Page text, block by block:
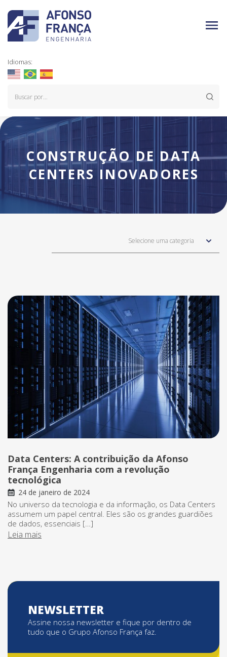
Idiomas:
CONSTRUÇÃO DE DATA
CENTERS INOVADORES
Selecione uma categoria
Data Centers: A contribuição da Afonso
França Engenharia com a revolução
tecnológica
24 de janeiro de 2024
No universo da tecnologia e da informação, os Data Centers
assumem um papel central. Eles são os grandes guardiões
de dados, essenciais […]
Leia mais
NEWSLETTER
Assine nossa newsletter e fique por dentro de
tudo que o Grupo Afonso França faz.